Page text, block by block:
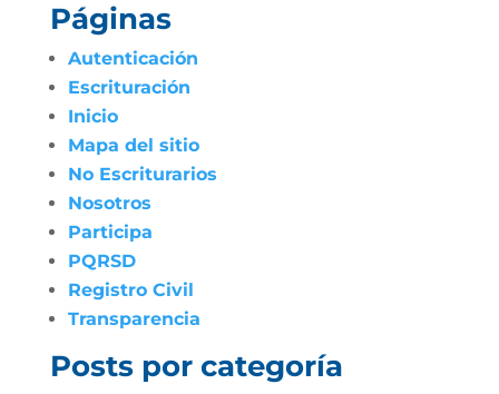
Páginas
Autenticación
Escrituración
Inicio
Mapa del sitio
No Escriturarios
Nosotros
Participa
PQRSD
Registro Civil
Transparencia
Posts por categoría